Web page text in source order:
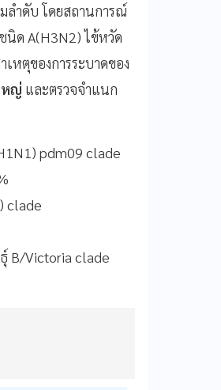
ลำดับ โดยสถานการณ์
ด A(H3N2) ไข้หวัด
ตุของการระบาดของ
หญ่ และตรวจจำแนก
pdm09 clade
clade
B/Victoria clade